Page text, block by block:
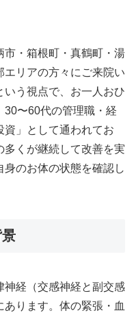
市・箱根町・真鶴町・湯
リアの方々にご来院い
いう視点で、お一人おひ
30〜60代の管理職・経
資」として通われてお
多くが継続して改善を実
のお体の状態を確認し
神経（交感神経と副交感
ります。体の緊張・血